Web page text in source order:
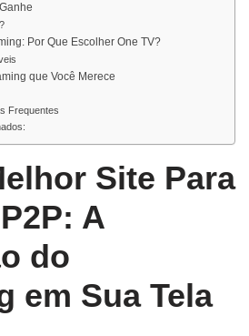
Por Que Escolher One TV?
que Você Merece
Frequentes
Site Para
A
do
em Sua Tela